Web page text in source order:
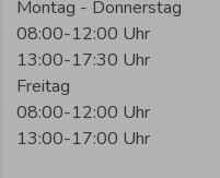
Montag - Donnerstag
08:00-12:00 Uhr
13:00-17:30 Uhr
Freitag
08:00-12:00 Uhr
13:00-17:00 Uhr